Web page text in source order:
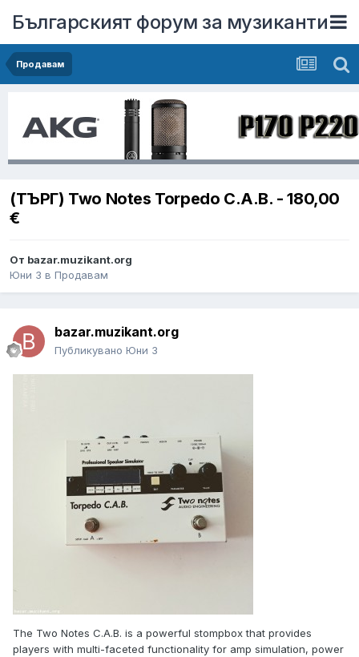
Българският форум за музиканти
Продавам
(ТЪРГ) Two Notes Torpedo C.A.B. - 180,00
€
От bazar.muzikant.org
Юни 3 в Продавам
bazar.muzikant.org
Публикувано Юни 3
Тhe Two Notes C.A.B. is a powerful stompbox that provides
players with multi-faceted functionality for amp simulation, power